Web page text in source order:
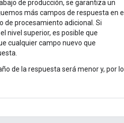
de producción, se garantiza un
más campos de respuesta en el
de procesamiento adicional. Si
nivel superior, es posible que
cualquier campo nuevo que
de la respuesta será menor y, por lo